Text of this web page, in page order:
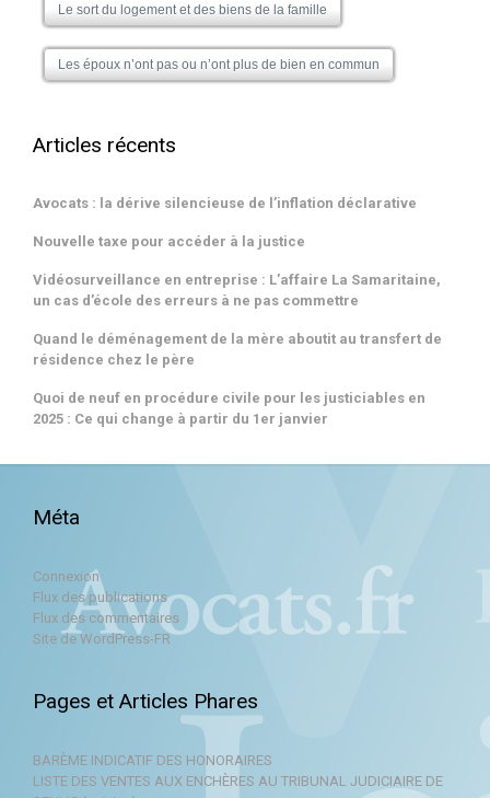
Le sort du logement et des biens de la famille
Les époux n’ont pas ou n’ont plus de bien en commun
Articles récents
Avocats : la dérive silencieuse de l’inflation déclarative
Nouvelle taxe pour accéder à la justice
Vidéosurveillance en entreprise : L’affaire La Samaritaine,
un cas d’école des erreurs à ne pas commettre
Quand le déménagement de la mère aboutit au transfert de
résidence chez le père
Quoi de neuf en procédure civile pour les justiciables en
2025 : Ce qui change à partir du 1er janvier
Méta
Connexion
Flux des publications
Flux des commentaires
Site de WordPress-FR
Pages et Articles Phares
BARÈME INDICATIF DES HONORAIRES
LISTE DES VENTES AUX ENCHÈRES AU TRIBUNAL JUDICIAIRE DE